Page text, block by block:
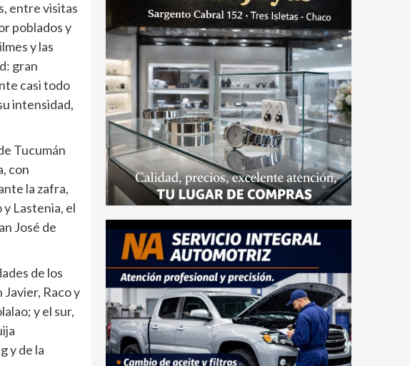
entre visitas
poblados y
y las
gran
casi todo
intensidad,
Tucumán
con
la zafra,
y Lastenia, el
José de
de los
Javier, Raco y
y el sur,
y de la